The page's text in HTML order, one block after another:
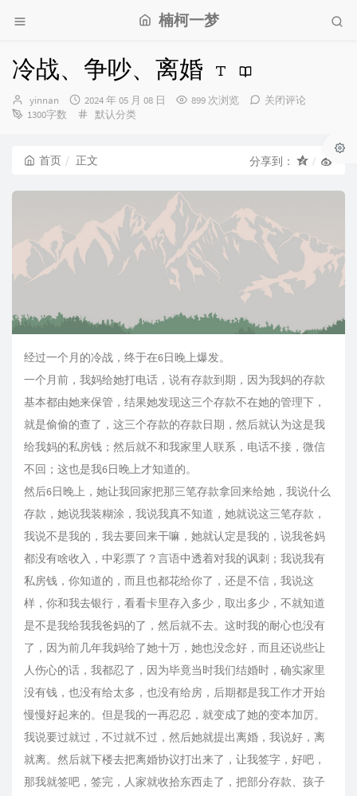
楠柯一梦
冷战、争吵、离婚
博
主：
yinnan
发
布
2024 年 05 月 08 日 899 次浏览
关闭评论
1300字数
分
默认分类
首页 正文 分享到：
经过一个月的冷战，终于在6日晚上爆发。
一个月前，我妈给她打电话，说有存款到期，因为我妈的存款
基本都由她来保管，结果她发现这三个存款不在她的管理下，
就是偷偷的查了，这三个存款的存款日期，然后就认为这是我
给我妈的私房钱；然后就不和我家里人联系，电话不接，微信
不回；这也是我6日晚上才知道的。
然后6日晚上，她让我回家把那三笔存款拿回来给她，我说什么
存款，她说我装糊涂，我说我真不知道，她就说这三笔存款，
我说不是我的，我去要回来干嘛，她就认定是我的，说我爸妈
都没有啥收入，中彩票了？言语中透着对我的讽刺；我说我有
私房钱，你知道的，而且也都花给你了，还是不信，我说这
样，你和我去银行，看看卡里存入多少，取出多少，不就知道
是不是我给我我爸妈的了，然后就不去。这时我的耐心也没有
了，因为前几年我妈给了她十万，她也没念好，而且还说些让
人伤心的话，我都忍了，因为毕竟当时我们结婚时，确实家里
没有钱，也没有给太多，也没有给房，后期都是我工作才开始
慢慢好起来的。但是我的一再忍忍，就变成了她的变本加厉。
我说要过就过，不过就不过，然后她就提出离婚，我说好，离
就离。然后就下楼去把离婚协议打出来了，让我签字，好吧，
那我就签吧，签完，人家就收拾东西走了，把部分存款、孩子